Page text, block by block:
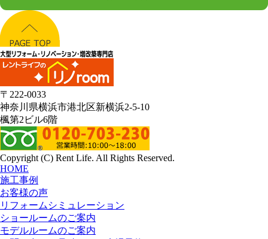
〒222-0033
神奈川県横浜市港北区新横浜2-5-10
楓第2ビル6階
Copyright (C) Rent Life. All Rights Reserved.
HOME
施工事例
お客様の声
リフォームシミュレーション
ショールームのご案内
モデルルームのご案内